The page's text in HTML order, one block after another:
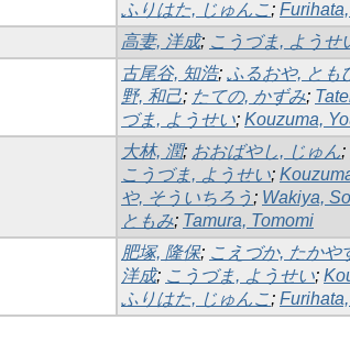
ふりはた, じゅんこ;
高妻, 洋成; こうづま, ようせ
古尾谷, 知浩; ふるおや, とも
野, 和己; たての, かずみ;
づま, ようせい; Kouzuma,
大林, 潤; おおばやし, じゅん;
こうづま, ようせい;
や, そういちろう ; Wakiya,
ともみ; Tamura, Tomomi
肥塚, 隆保; こえづか, たかや
洋成; こうづま, ようせい;
ふりはた, じゅんこ;